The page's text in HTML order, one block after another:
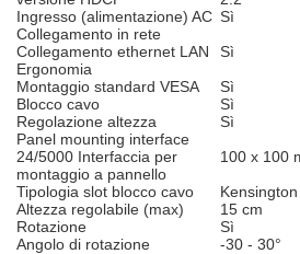
Ingresso (alimentazione) AC Sì
Collegamento in rete
Collegamento ethernet LAN
Sì
Ergonomia
Montaggio standard VESA
Sì
Blocco cavo
Sì
Regolazione altezza
Sì
Panel mounting interface
24/5000 Interfaccia per
montaggio a pannello
100 x 100
Tipologia slot blocco cavo
Kensington
Altezza regolabile (max)
15 cm
Rotazione
Sì
Angolo di rotazione
-30 - 30°